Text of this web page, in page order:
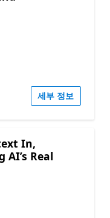
세부 정보
In,
AI’s Real